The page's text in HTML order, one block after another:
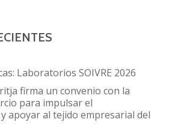
Laboratorios SOIVRE 2026
firma un convenio con la
para impulsar el
apoyar al tejido empresarial del